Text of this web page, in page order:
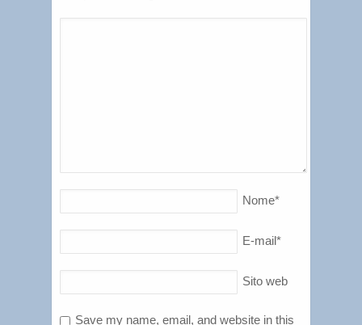
Nome*
E-mail*
Sito web
Save my name, email, and website in this